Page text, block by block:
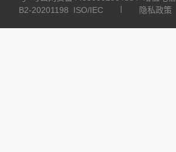
B2-20201198
ISO/IEC 隐私政策